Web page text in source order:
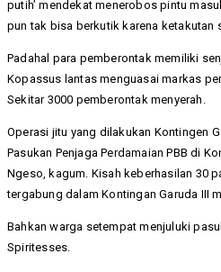
putih’ mendekat menerobos pintu
pun tak bisa berkutik karena ketakutan
Padahal para pemberontak memiliki
Kopassus lantas menguasai markas
Sekitar 3000 pemberontak menyerah.
Operasi jitu yang dilakukan Kontingen
Pasukan Penjaga Perdamaian PBB di
Ngeso, kagum. Kisah keberhasilan 30
tergabung dalam Kontingan Garuda III
Bahkan warga setempat menjuluki
Spiritesses.